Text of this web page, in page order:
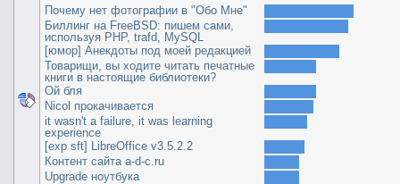
Почему нет фотографии в "Обо Мне"
Биллинг на FreeBSD: пишем сами,
используя PHP, trafd, MySQL
[юмор] Анекдоты под моей редакцией
Товарищи, вы ходите читать печатные
книги в настоящие библиотеки?
Ой бля
Nicol прокачивается
it wasn't a failure, it was learning
experience
[exp sft] LibreOffice v3.5.2.2
Контент сайта a-d-c.ru
Upgrade ноутбука